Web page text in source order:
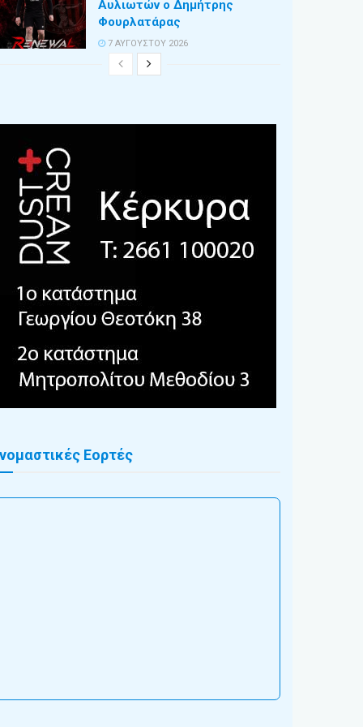
Αυλιωτών ο Δημήτρης
Φουρλατάρας
7 ΑΥΓΟΎΣΤΟΥ 2026
Εορτές